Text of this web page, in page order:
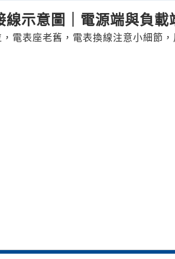
線示意圖｜電源端與負載
，電表座老舊，電表換線注意小細節